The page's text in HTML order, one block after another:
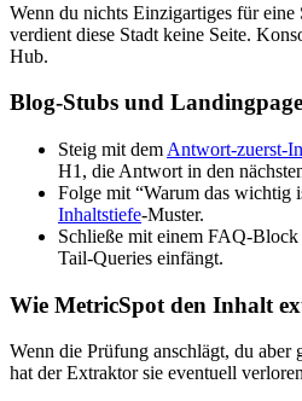
Wenn du nichts Einzigartiges für eine
verdient diese Stadt keine Seite.
Hub.
Blog-Stubs und
Steig mit dem Antwort-zuerst-
H1, die Antwort in den
Folge mit “Warum das wichtig
Inhaltstiefe-Muster.
Schließe mit einem FAQ-
Tail-Queries einfängt.
Wie MetricSpot den Inhalt
Wenn die Prüfung anschlägt, du aber
hat der Extraktor sie eventuell